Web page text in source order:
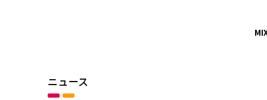
ニュース
カテゴリ